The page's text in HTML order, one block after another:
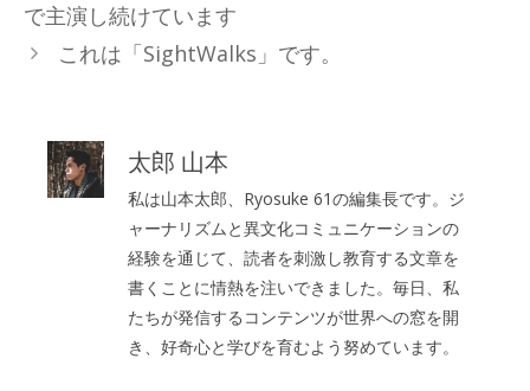
リ
ー
で主演し続けています
これは「SightWalks」です。
太郎 山本
私は山本太郎、Ryosuke 61の編集長です。ジ
ャーナリズムと異文化コミュニケーションの
経験を通じて、読者を刺激し教育する文章を
書くことに情熱を注いできました。毎日、私
たちが発信するコンテンツが世界への窓を開
き、好奇心と学びを育むよう努めています。